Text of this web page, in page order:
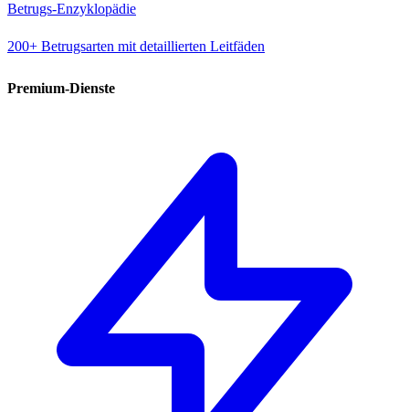
Betrugs-Enzyklopädie
200+ Betrugsarten mit detaillierten Leitfäden
Premium-Dienste